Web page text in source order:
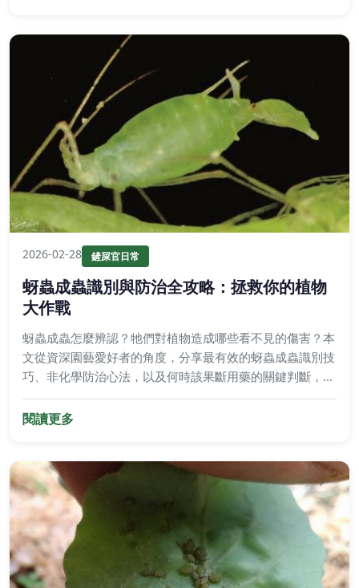
2026-02-28 鏟屎官日常
蚜蟲成蟲識別與防治全攻略：拯救你的植物
大作戰
蚜蟲成蟲怎麼辨認？牠們對植物造成哪些看不見的傷害？本
文從資深園藝愛好者的角度，分享最有效的蚜蟲成蟲識別技
巧、非化學防治心法，以及何時該果斷用藥的關鍵判斷，教
你徹底擺脫蚜蟲困擾。
閱讀更多